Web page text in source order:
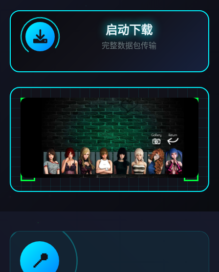
启动下载
完整数据包传输
📍